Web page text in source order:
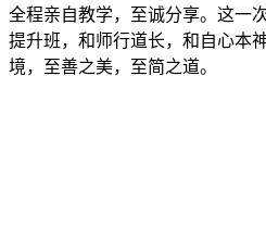
全程亲自教学，至诚分享。这一
提升班，和师行道长，和自心本
境，至善之美，至简之道。